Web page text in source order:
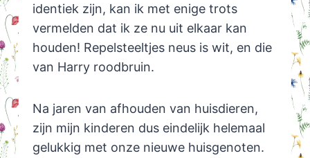
identiek zijn, kan ik met enige trots
vermelden dat ik ze nu uit elkaar kan
houden! Repelsteeltjes neus is wit, en die
van Harry roodbruin.
Na jaren van afhouden van huisdieren,
zijn mijn kinderen dus eindelijk helemaal
gelukkig met onze nieuwe huisgenoten.